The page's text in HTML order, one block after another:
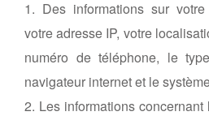
1. Des informations sur
votre adresse IP, votre
numéro de téléphone, le
navigateur internet et le
2. Les informations